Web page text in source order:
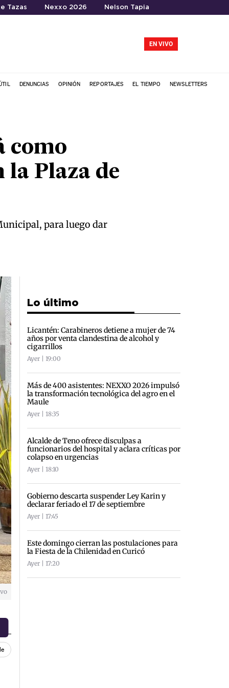
Tazas Nexxo 2026 Nelson Tapia
EN VIVO
DENUNCIAS OPINIÓN REPORTAJES EL TIEMPO NEWSLETTERS
como
la Plaza de
para luego dar
Lo último
Licantén: Carabineros detiene a mujer de 74
años por venta clandestina de alcohol y
cigarrillos
Ayer | 19:00
Más de 400 asistentes: NEXXO 2026 impulsó
la transformación tecnológica del agro en el
Maule
Ayer | 18:35
Alcalde de Teno ofrece disculpas a
funcionarios del hospital y aclara críticas por
colapso en urgencias
Ayer | 18:10
Gobierno descarta suspender Ley Karin y
declarar feriado el 17 de septiembre
Ayer | 17:45
Este domingo cierran las postulaciones para
la Fiesta de la Chilenidad en Curicó
Ayer | 17:20